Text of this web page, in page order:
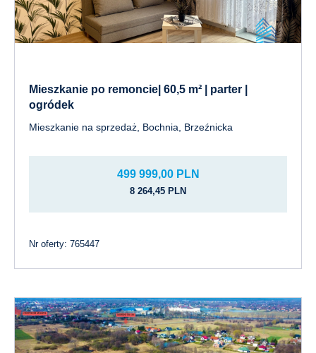
Mieszkanie po remoncie| 60,5 m² | parter |
ogródek
Mieszkanie na sprzedaż, Bochnia, Brzeźnicka
499 999,00 PLN
8 264,45 PLN
Nr oferty: 765447